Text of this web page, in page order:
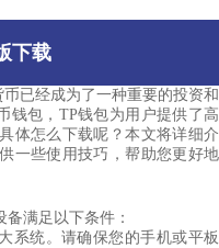
下载
已经成为了一种重要的投资和
钱包，TP钱包为用户提供了高
体怎么下载呢？本文将详细介
一些使用技巧，帮助您更好地
满足以下条件：
系统。请确保您的手机或平板